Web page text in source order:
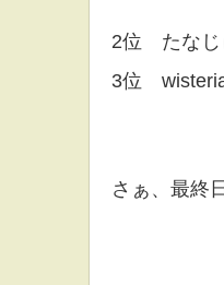
2位 たなじ
3位
さぁ、最終